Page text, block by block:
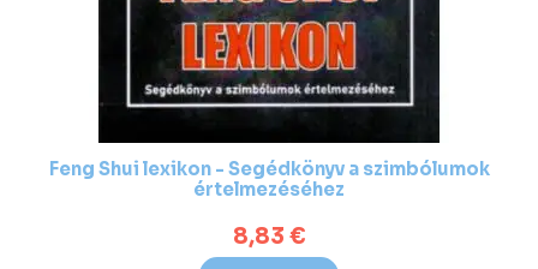
Feng Shui lexikon - Segédkönyv a szimbólumok
értelmezéséhez
8,83 €